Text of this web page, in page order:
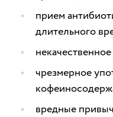
прием
длительного
чрезмерное
вредные